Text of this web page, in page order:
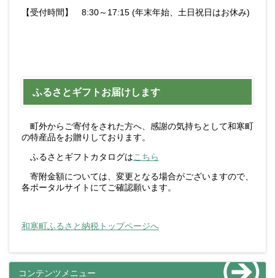
【受付時間】 8:30～17:15 (年末年始、土日祝日はお休み)
ふるさとギフトお届けします
町外からご寄付をされた方へ、感謝の気持ちとして和寒町
の特産品をお贈りしております。
ふるさとギフトカタログは こちら
寄附金額については、変更となる場合がございますので、
各ポータルサイトにてご確認願います。
和寒町ふるさと納税トップページへ
コンテンツメニュー